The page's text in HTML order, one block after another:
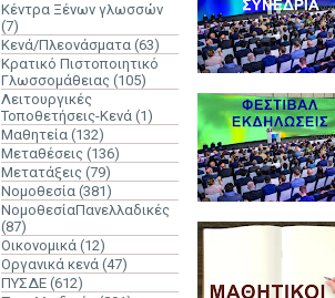
Κέντρα Ξένων γλωσσών
(7)
Κενά/Πλεονάσματα (63)
Κρατικό Πιστοποιητικό
Γλωσσομάθειας (105)
Λειτουργικές
Τοποθετήσεις-Κενά (1)
Μαθητεία (132)
Μεταθέσεις (136)
Μετατάξεις (79)
Νομοθεσία (381)
ΝομοθεσίαΠανελλαδικές
(87)
Οικονομικά (12)
Οργανικά κενά (47)
ΠΥΣΔΕ (612)